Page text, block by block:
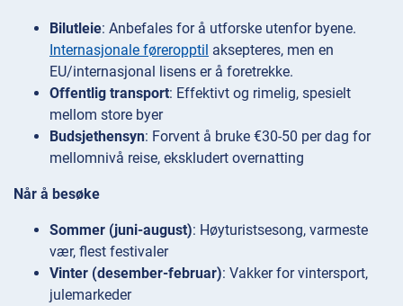
Bilutleie: Anbefales for å utforske utenfor byene.
Internasjonale føreropptil aksepteres, men en
EU/internasjonal lisens er å foretrekke.
Offentlig transport: Effektivt og rimelig, spesielt
mellom store byer
Budsjethensyn: Forvent å bruke €30-50 per dag for
mellomnivå reise, ekskludert overnatting
Når å besøke
Sommer (juni-august): Høyturistsesong, varmeste
vær, flest festivaler
Vinter (desember-februar): Vakker for vintersport,
julemarkeder